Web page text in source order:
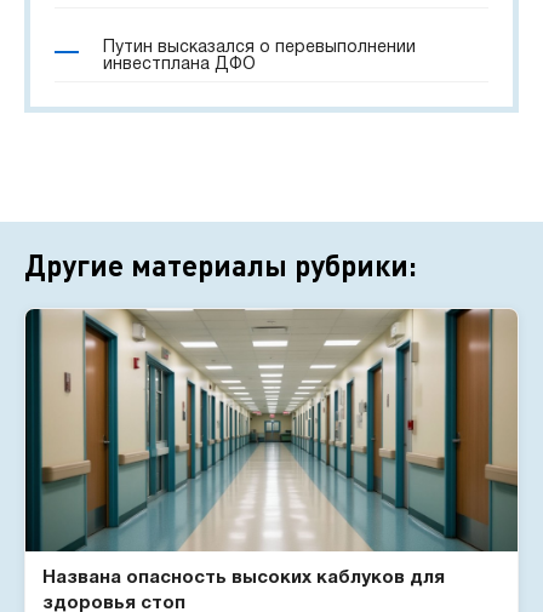
Путин высказался о перевыполнении
инвестплана ДФО
Другие материалы рубрики:
Названа опасность высоких каблуков для
здоровья стоп